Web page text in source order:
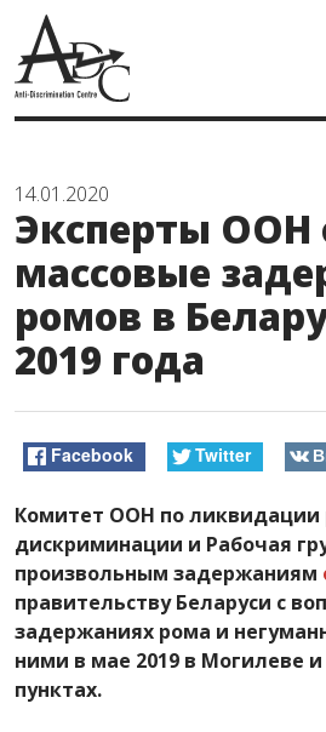
14.01.2020
Эксперты ООН
массовые
ромов в
2019 года
Facebook Twitter
Комитет ООН по ликвидации
дискриминации и Рабочая
произвольным задержаниям
правительству Беларуси с
задержаниях рома и
ними в мае 2019 в Могилеве
пунктах.